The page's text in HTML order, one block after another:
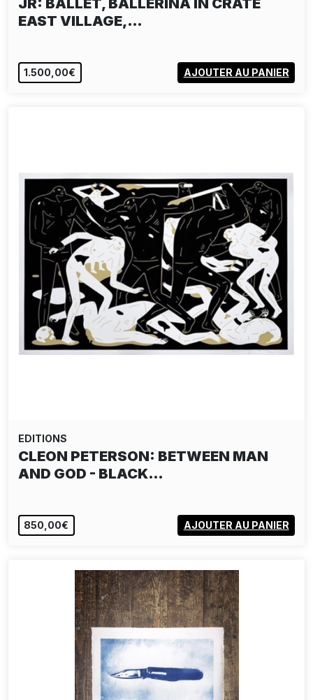
JR: BALLET, BALLERINA IN CRATE
EAST VILLAGE,…
1.500,00€ AJOUTER AU PANIER
EDITIONS
CLEON PETERSON: BETWEEN MAN
AND GOD - BLACK…
850,00€ AJOUTER AU PANIER